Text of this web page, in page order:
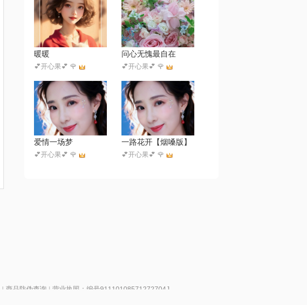
暖暖
💕开心果💕 🌹
问心无愧最自在
💕开心果💕 🌹
爱情一场梦
💕开心果💕 🌹
一路花开【烟嗓版】
💕开心果💕 🌹
| 商品防伪查询 | 营业执照：编号91110108571272704J